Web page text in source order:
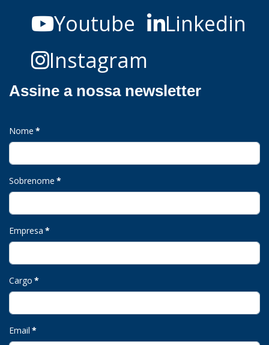
Youtube
Linkedin
Instagram
Assine a nossa newsletter
Nome *
Sobrenome *
Empresa *
Cargo *
Email *